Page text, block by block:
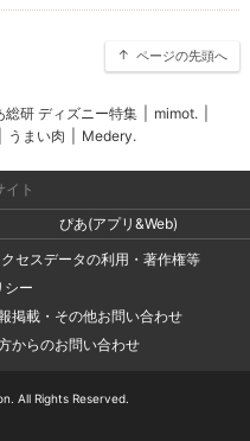
ページの先頭へ
総研 ディズニー特集 mimot.
うまい肉 Medery.
イト
ぴあ(アプリ&Web)
セスデータの利用・著作権等
シー
掲載・その他お問い合わせ
からのお問い合わせ
All Rights Reserved.